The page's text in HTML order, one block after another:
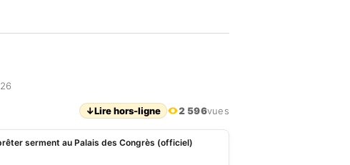
↓Lire hors-ligne 2 596vues
serment au Palais des Congrès (officiel)